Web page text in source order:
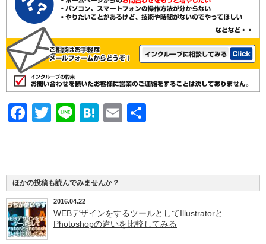
Facebook
Twitter
LineHatena
Email
ほかの投稿も読んでみませんか？
2016.04.22
WEBデザインをするツールとしてIllustratorと
Photoshopの違いを比較してみる